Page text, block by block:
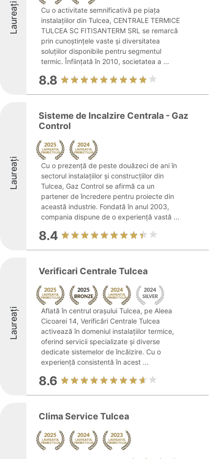
Laureați
Cu o activitate semnificativă pe piața
instalațiilor din Tulcea, CENTRALE TERMICE
TULCEA SC FITISANTERM SRL se remarcă
prin cunoștințele vaste și diversitatea
soluțiilor disponibile pentru segmentul
termic. Înființată în 2010, societatea a ...
8.8
Laureați
Sisteme de Incalzire Centrala - Gaz
Control
Cu o prezență de peste douăzeci de ani în
sectorul instalațiilor și construcțiilor din
Tulcea, Gaz Control se afirmă ca un
partener de încredere pentru proiecte din
această industrie. Fondată în anul 2003,
compania dispune de o experiență vastă ...
8.4
Laureați
Verificari Centrale Tulcea
Aflată în centrul orașului Tulcea, pe Aleea
Cicoarei 14, Verificări Centrale Tulcea
activează în domeniul instalațiilor termice,
oferind servicii specializate și diverse
dedicate sistemelor de încălzire. Cu o
experiență consistentă în acest ...
8.6
Clima Service Tulcea